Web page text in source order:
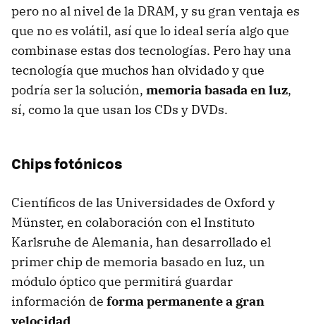
pero no al nivel de la DRAM, y su gran ventaja es
que no es volátil, así que lo ideal sería algo que
combinase estas dos tecnologías. Pero hay una
tecnología que muchos han olvidado y que
podría ser la solución, memoria basada en luz,
sí, como la que usan los CDs y DVDs.
Chips fotónicos
Científicos de las Universidades de Oxford y
Münster, en colaboración con el Instituto
Karlsruhe de Alemania, han desarrollado el
primer chip de memoria basado en luz, un
módulo óptico que permitirá guardar
información de forma permanente a gran
velocidad